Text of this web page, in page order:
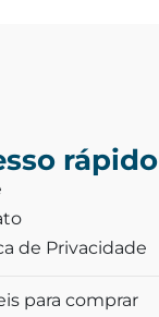
rápido
de Privacidade
para comprar